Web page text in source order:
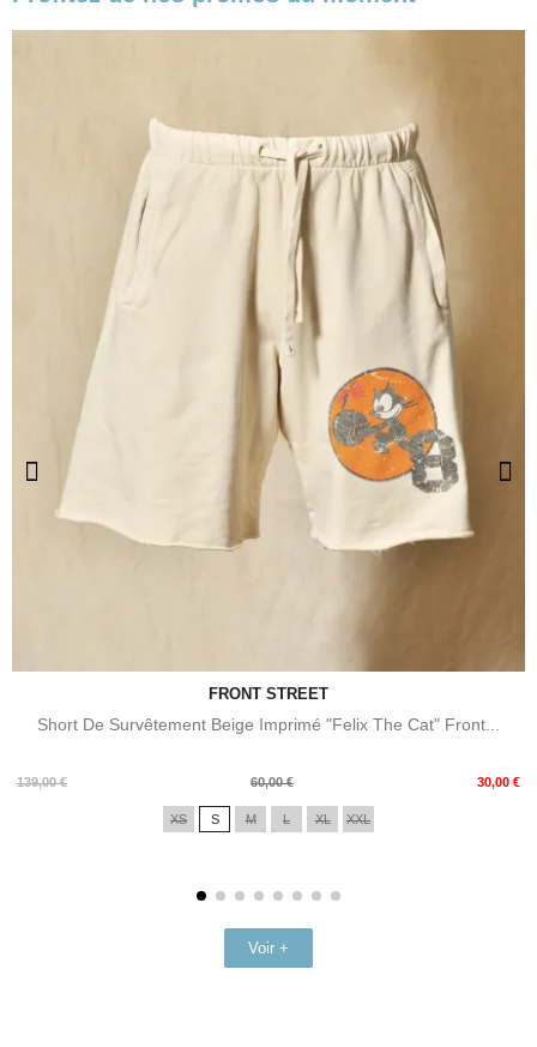
FRONT STREET
Short De Survêtement Beige Imprimé "Felix The Cat" Front...
139,00 €
Prix
60,00 € 30,00 €
Prix
XS S M L XL XXL
Voir +